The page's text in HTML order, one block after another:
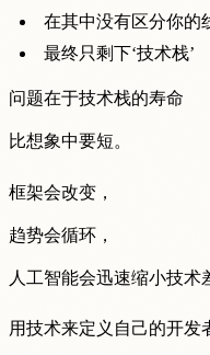
在其中没有区分你的
最终只剩下‘技术栈’
问题在于技术栈的寿命
比想象中要短。
框架会改变，
趋势会循环，
人工智能会迅速缩小技术
用技术来定义自己的开发